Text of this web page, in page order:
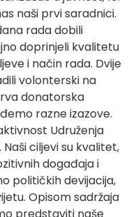
naši prvi saradnici.
rada dobili
doprinjeli kvalitetu
i način rada. Dvije
volonterski na
donatorska
razne izazove.
Udruženja
ciljevi su kvalitet,
događaja i
političkih devijacija,
Opisom sadržaja